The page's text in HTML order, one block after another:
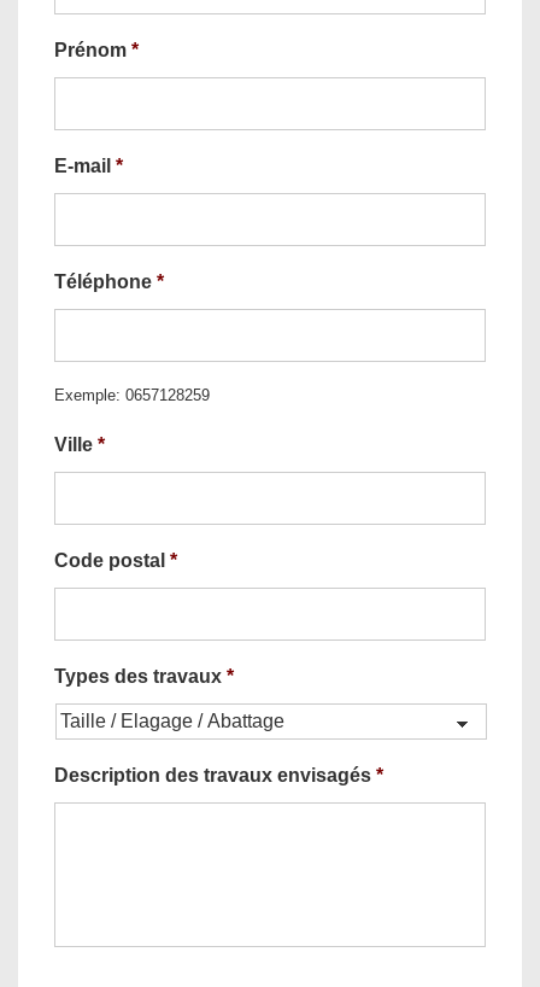
Prénom *
E-mail *
Téléphone *
Exemple: 0657128259
Ville *
Code postal *
Types des travaux *
Description des travaux envisagés *